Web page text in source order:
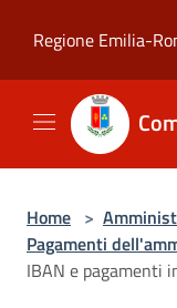
Regione Emilia-
Home >
Pagamenti
IBAN e pagamenti